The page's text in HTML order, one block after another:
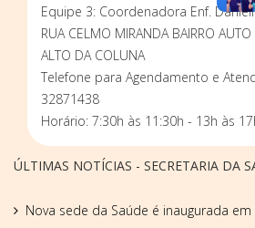
Equipe 3: Coordenadora Enf. Danieli
RUA CELMO MIRANDA BAIRRO
ALTO DA COLUNA
Telefone para Agendamento e
32871438
Horário: 7:30h às 11:30h - 13h às
ÚLTIMAS NOTÍCIAS - SECRETARIA DA
Nova sede da Saúde é inaugurada